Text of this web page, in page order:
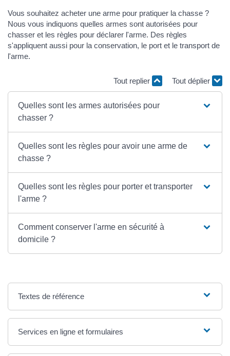
Vous souhaitez acheter une arme pour pratiquer la chasse ?
Nous vous indiquons quelles armes sont autorisées pour
chasser et les règles pour déclarer l'arme. Des règles
s'appliquent aussi pour la conservation, le port et le transport de
l'arme.
Tout replier Tout déplier
Quelles sont les armes autorisées pour
chasser ?
Quelles sont les règles pour avoir une arme de
chasse ?
Quelles sont les règles pour porter et transporter
l'arme ?
Comment conserver l'arme en sécurité à
domicile ?
Textes de référence
Services en ligne et formulaires